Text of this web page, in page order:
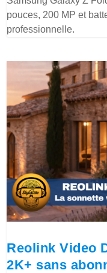
pouces, 200 MP et
professionnelle.
Reolink Video
2K+ sans